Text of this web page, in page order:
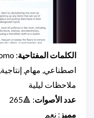
الكلمات المفتاحية
اصطناعي, مهام,
ملاحظات ليلية
عدد الأصوات: 🔺265
مميز : نعم